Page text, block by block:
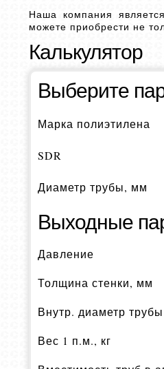
Наша компания
можете приобрести не
Калькулятор
Выберите
Марка полиэтилена
SDR
Диаметр трубы, мм
Выходные
Давление
Толщина стенки, мм
Внутр. диаметр трубы
Вес 1 п.м., кг